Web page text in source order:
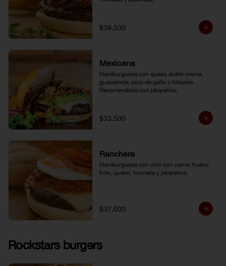
$39.500
Mexicana
Hamburguesa con queso doble crema,
guacamole, pico de gallo y totopos.
Recomendada con jalapeños.
$33.500
Ranchera
Hamburguesa con chili con carne, huevo
frito, queso, tocineta y jalapeños.
$37.000
Rockstars burgers